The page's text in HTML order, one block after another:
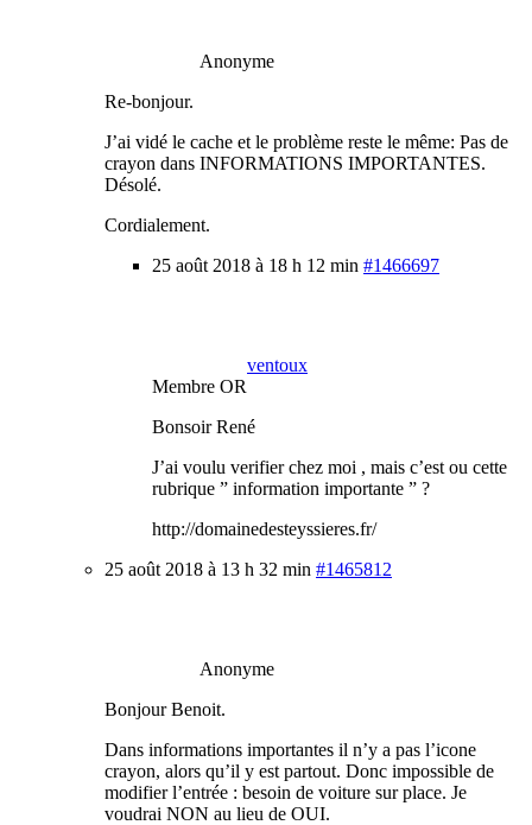
Anonyme
Re-bonjour.
J’ai vidé le cache et le problème reste le même: Pas de
crayon dans INFORMATIONS IMPORTANTES.
Désolé.
Cordialement.
25 août 2018 à 18 h 12 min #1466697
ventoux
Membre OR
Bonsoir René
J’ai voulu verifier chez moi , mais c’est ou cette
rubrique ” information importante ” ?
http://domainedesteyssieres.fr/
25 août 2018 à 13 h 32 min #1465812
Anonyme
Bonjour Benoit.
Dans informations importantes il n’y a pas l’icone
crayon, alors qu’il y est partout. Donc impossible de
modifier l’entrée : besoin de voiture sur place. Je
voudrai NON au lieu de OUI.